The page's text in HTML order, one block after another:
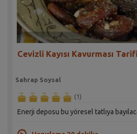
Cevizli Kayısı Kavurması Tarifi
Sahrap Soysal
(1)
Enerji deposu bu yöresel tatlıya